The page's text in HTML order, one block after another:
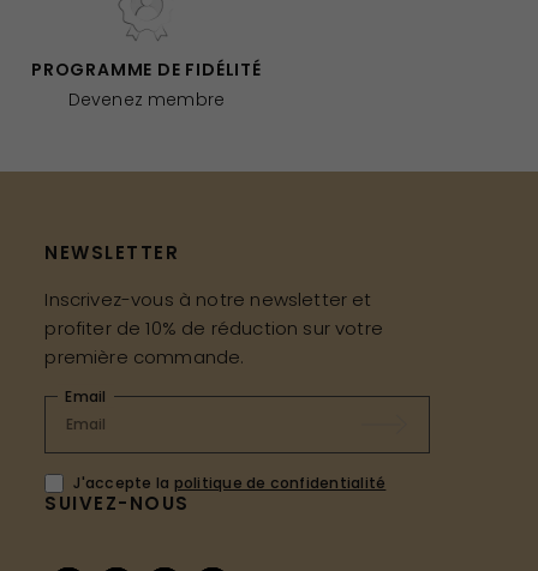
PROGRAMME DE FIDÉLITÉ
Devenez membre
SUIVEZ-NOUS
NEWSLETTER
Inscrivez-vous à notre newsletter et
profiter de 10% de réduction sur votre
première commande.
Email
J'accepte la politique de confidentialité